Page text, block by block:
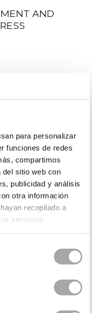
para personalizar
funciones de redes
compartimos
del sitio web con
publicidad y análisis
otra información
recopilado a
servicios.
AND